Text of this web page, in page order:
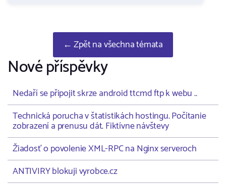
← Zpět na všechna témata
Nové příspěvky
Nedaří se připojit skrze android ttcmd ftp k webu ..
Technická porucha v štatistikách hostingu. Počítanie
zobrazení a prenusu dát. Fiktívne návštevy
Žiadosť o povolenie XML-RPC na Nginx serveroch
ANTIVIRY blokuji vyrobce.cz